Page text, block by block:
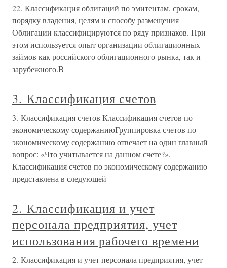
22. Классификация облигаций по эмитентам, срокам,
порядку владения, целям и способу размещения
Облигации классифицируются по ряду признаков. При
этом используется опыт организации облигационных
займов как российского облигационного рынка, так и
зарубежного.В
3. Классификация счетов
3. Классификация счетов Классификация счетов по
экономическому содержаниюГруппировка счетов по
экономическому содержанию отвечает на один главный
вопрос: «Что учитывается на данном счете?».
Классификация счетов по экономическому содержанию
представлена в следующей
2. Классификация и учет
персонала предприятия, учет
использования рабочего времени
2. Классификация и учет персонала предприятия, учет